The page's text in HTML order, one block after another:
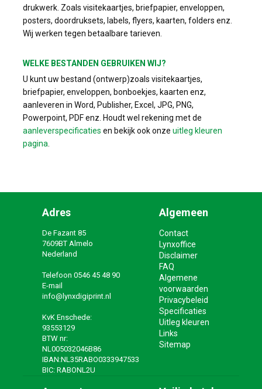
drukwerk. Zoals visitekaartjes, briefpapier, enveloppen,
posters, doordruksets, labels, flyers, kaarten, folders enz.
Wij werken tegen betaalbare tarieven.
WELKE BESTANDEN GEBRUIKEN WIJ?
U kunt uw bestand (ontwerp)zoals visitekaartjes,
briefpapier, enveloppen, bonboekjes, kaarten enz,
aanleveren in Word, Publisher, Excel, JPG, PNG,
Powerpoint, PDF enz. Houdt wel rekening met de
aanleverspecificaties en bekijk ook onze uitleg kleuren
pagina
Adres
De Fazant 85
7609BT Almelo
Nederland
Telefoon 0546 45 48 90
E-mail
info@lynxdigiprint.nl
KvK Enschede:
93553129
BTW nr:
NL005032046B86
IBAN:NL35RABO0333947533
BIC: RABONL2U
Algemeen
Contact
Lynxoffice
Disclaimer
FAQ
Algemene
voorwaarden
Privacybeleid
Specificaties
Uitleg kleuren
Links
Sitemap